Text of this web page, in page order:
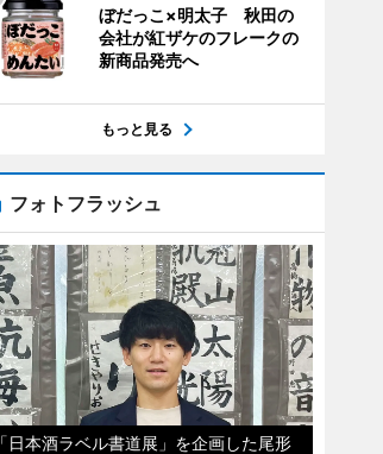
ぼだっこ×明太子 秋田の
会社が紅ザケのフレークの
新商品発売へ
もっと見る
フォトフラッシュ
「日本酒ラベル書道展」を企画した尾形